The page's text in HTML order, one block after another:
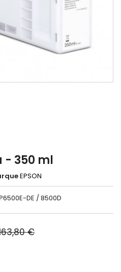
- 350 ml
EPSON
DE / 8500D
€